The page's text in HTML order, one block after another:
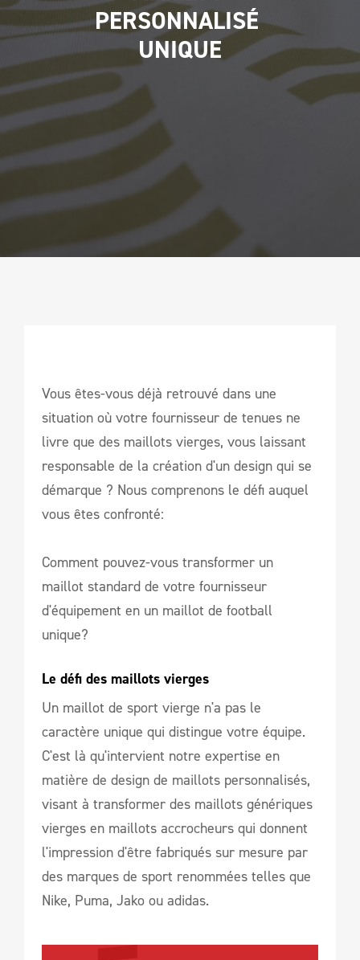
PERSONNALISÉ
UNIQUE
Vous êtes-vous déjà retrouvé dans une
situation où votre fournisseur de tenues ne
livre que des maillots vierges, vous laissant
responsable de la création d'un design qui se
démarque ? Nous comprenons le défi auquel
vous êtes confronté:
Comment pouvez-vous transformer un
maillot standard de votre fournisseur
d'équipement en un maillot de football
unique?
Le défi des maillots vierges
Un maillot de sport vierge n'a pas le
caractère unique qui distingue votre équipe.
C'est là qu'intervient notre expertise en
matière de design de maillots personnalisés,
visant à transformer des maillots génériques
vierges en maillots accrocheurs qui donnent
l'impression d'être fabriqués sur mesure par
des marques de sport renommées telles que
Nike, Puma, Jako ou adidas.